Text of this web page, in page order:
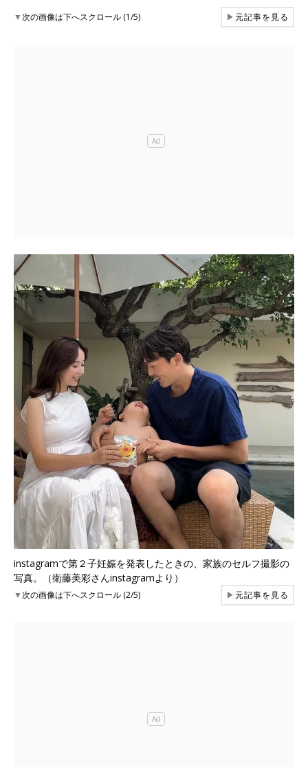
▼次の画像は下へスクロール (1/5) ▶元記事を見る
instagramで第２子妊娠を発表したときの、家族のセルフ撮影の
写真。（衛藤美彩さんinstagramより）
▼次の画像は下へスクロール (2/5) ▶元記事を見る